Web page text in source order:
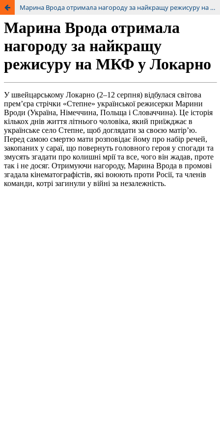
Марина Врода отримала нагороду за найкращу режисуру на МКФ у Локарно